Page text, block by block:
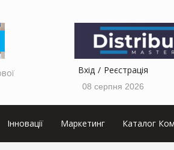
Вхід Реєстрація
08 серпня 2026
Інновації Маркетинг Каталог